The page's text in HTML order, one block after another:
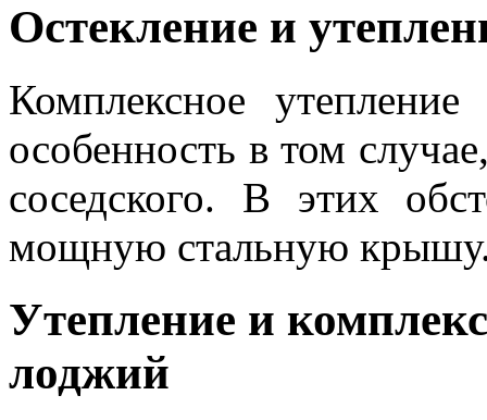
Остекление и
Комплексное
особенность в том
соседского. В этих
мощную стальную
Утепление и
лоджий